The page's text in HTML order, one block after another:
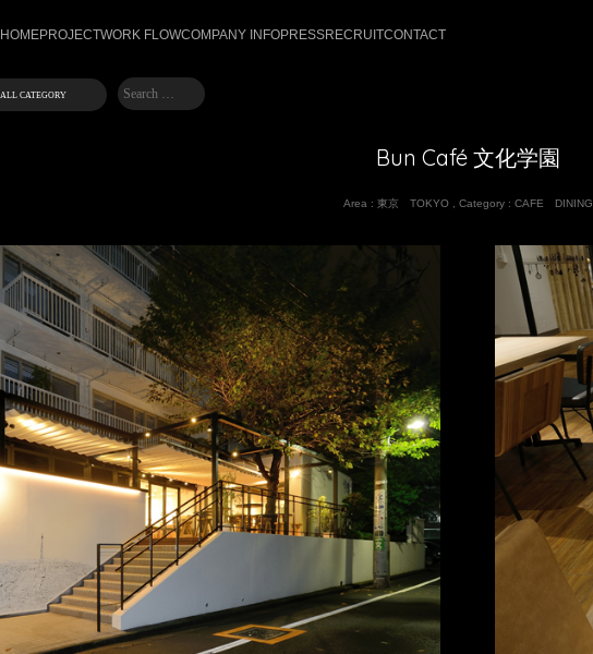
HOMEPROJECTWORK FLOWCOMPANY INFOPRESSRECRUITCONTACT
Bun Café 文化学園
Area : 東京 TOKYO, Category : CAFE DINING